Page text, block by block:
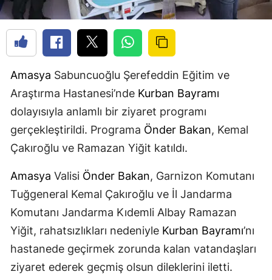
Amasya Sabuncuoğlu Şerefeddin Eğitim ve
Araştırma Hastanesi’nde Kurban Bayramı
dolayısıyla anlamlı bir ziyaret programı
gerçekleştirildi. Programa Önder Bakan, Kemal
Çakıroğlu ve Ramazan Yiğit katıldı.
Amasya Valisi Önder Bakan, Garnizon Komutanı
Tuğgeneral Kemal Çakıroğlu ve İl Jandarma
Komutanı Jandarma Kıdemli Albay Ramazan
Yiğit, rahatsızlıkları nedeniyle Kurban Bayramı’nı
hastanede geçirmek zorunda kalan vatandaşları
ziyaret ederek geçmiş olsun dileklerini iletti.